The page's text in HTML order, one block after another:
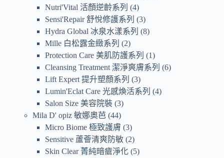
Nutri'Vital 活顏逆齡系列
4
Sensi'Repair 舒悅修護系列
3
Hydra Global 冰泉水漾系列
8
Mille 白松露金緻系列
2
Protection Care 美肌防護系列
1
Cleansing Treatment 潔淨爽膚系列
6
Lift Expert 提升塑顏系列
3
Lumin'Eclat Care 光感煥活系列
4
Salon Size 美容院裝 3
Mila D' opiz 敏娜奧芭 44
Micro Biome 極致護膚 3
Sensitive 蘆薈清爽防敏 2
Skin Clear 菁純暗瘡淨化 5